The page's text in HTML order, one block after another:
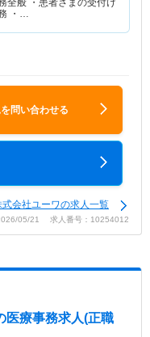
全般 ・患者さまの受付け
・…
問い合わせる
式会社ユーワの求人一覧
05/21 求人番号：10254012
医療事務求人(正職